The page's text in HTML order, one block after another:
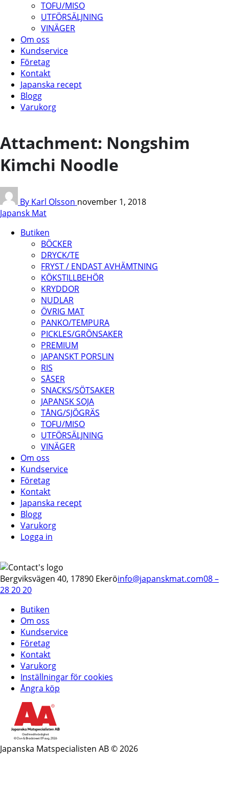
TOFU/MISO
UTFÖRSÄLJNING
VINÄGER
Om oss
Kundservice
Företag
Kontakt
Japanska recept
Blogg
Varukorg
Attachment: Nongshim
Kimchi Noodle
By Karl Olsson november 1, 2018
Japansk Mat
Butiken
BÖCKER
DRYCK/TE
FRYST / ENDAST AVHÄMTNING
KÖKSTILLBEHÖR
KRYDDOR
NUDLAR
ÖVRIG MAT
PANKO/TEMPURA
PICKLES/GRÖNSAKER
PREMIUM
JAPANSKT PORSLIN
RIS
SÅSER
SNACKS/SÖTSAKER
JAPANSK SOJA
TÅNG/SJÖGRÄS
TOFU/MISO
UTFÖRSÄLJNING
VINÄGER
Om oss
Kundservice
Företag
Kontakt
Japanska recept
Blogg
Varukorg
Logga in
Bergviksvägen 40, 17890 Ekeröinfo@japanskmat.com08 –
28 20 20
Butiken
Om oss
Kundservice
Företag
Kontakt
Varukorg
Inställningar för cookies
Ångra köp
Japanska Matspecialisten AB © 2026